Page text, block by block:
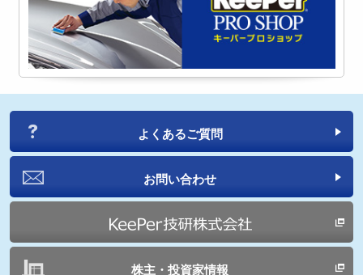
よくあるご質問
お問い合わせ
株主・投資家情報